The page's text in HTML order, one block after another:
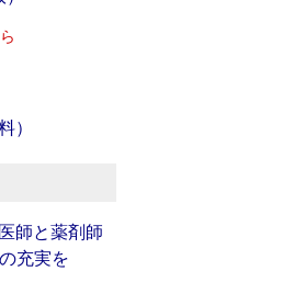
）
師と薬剤師
充実を